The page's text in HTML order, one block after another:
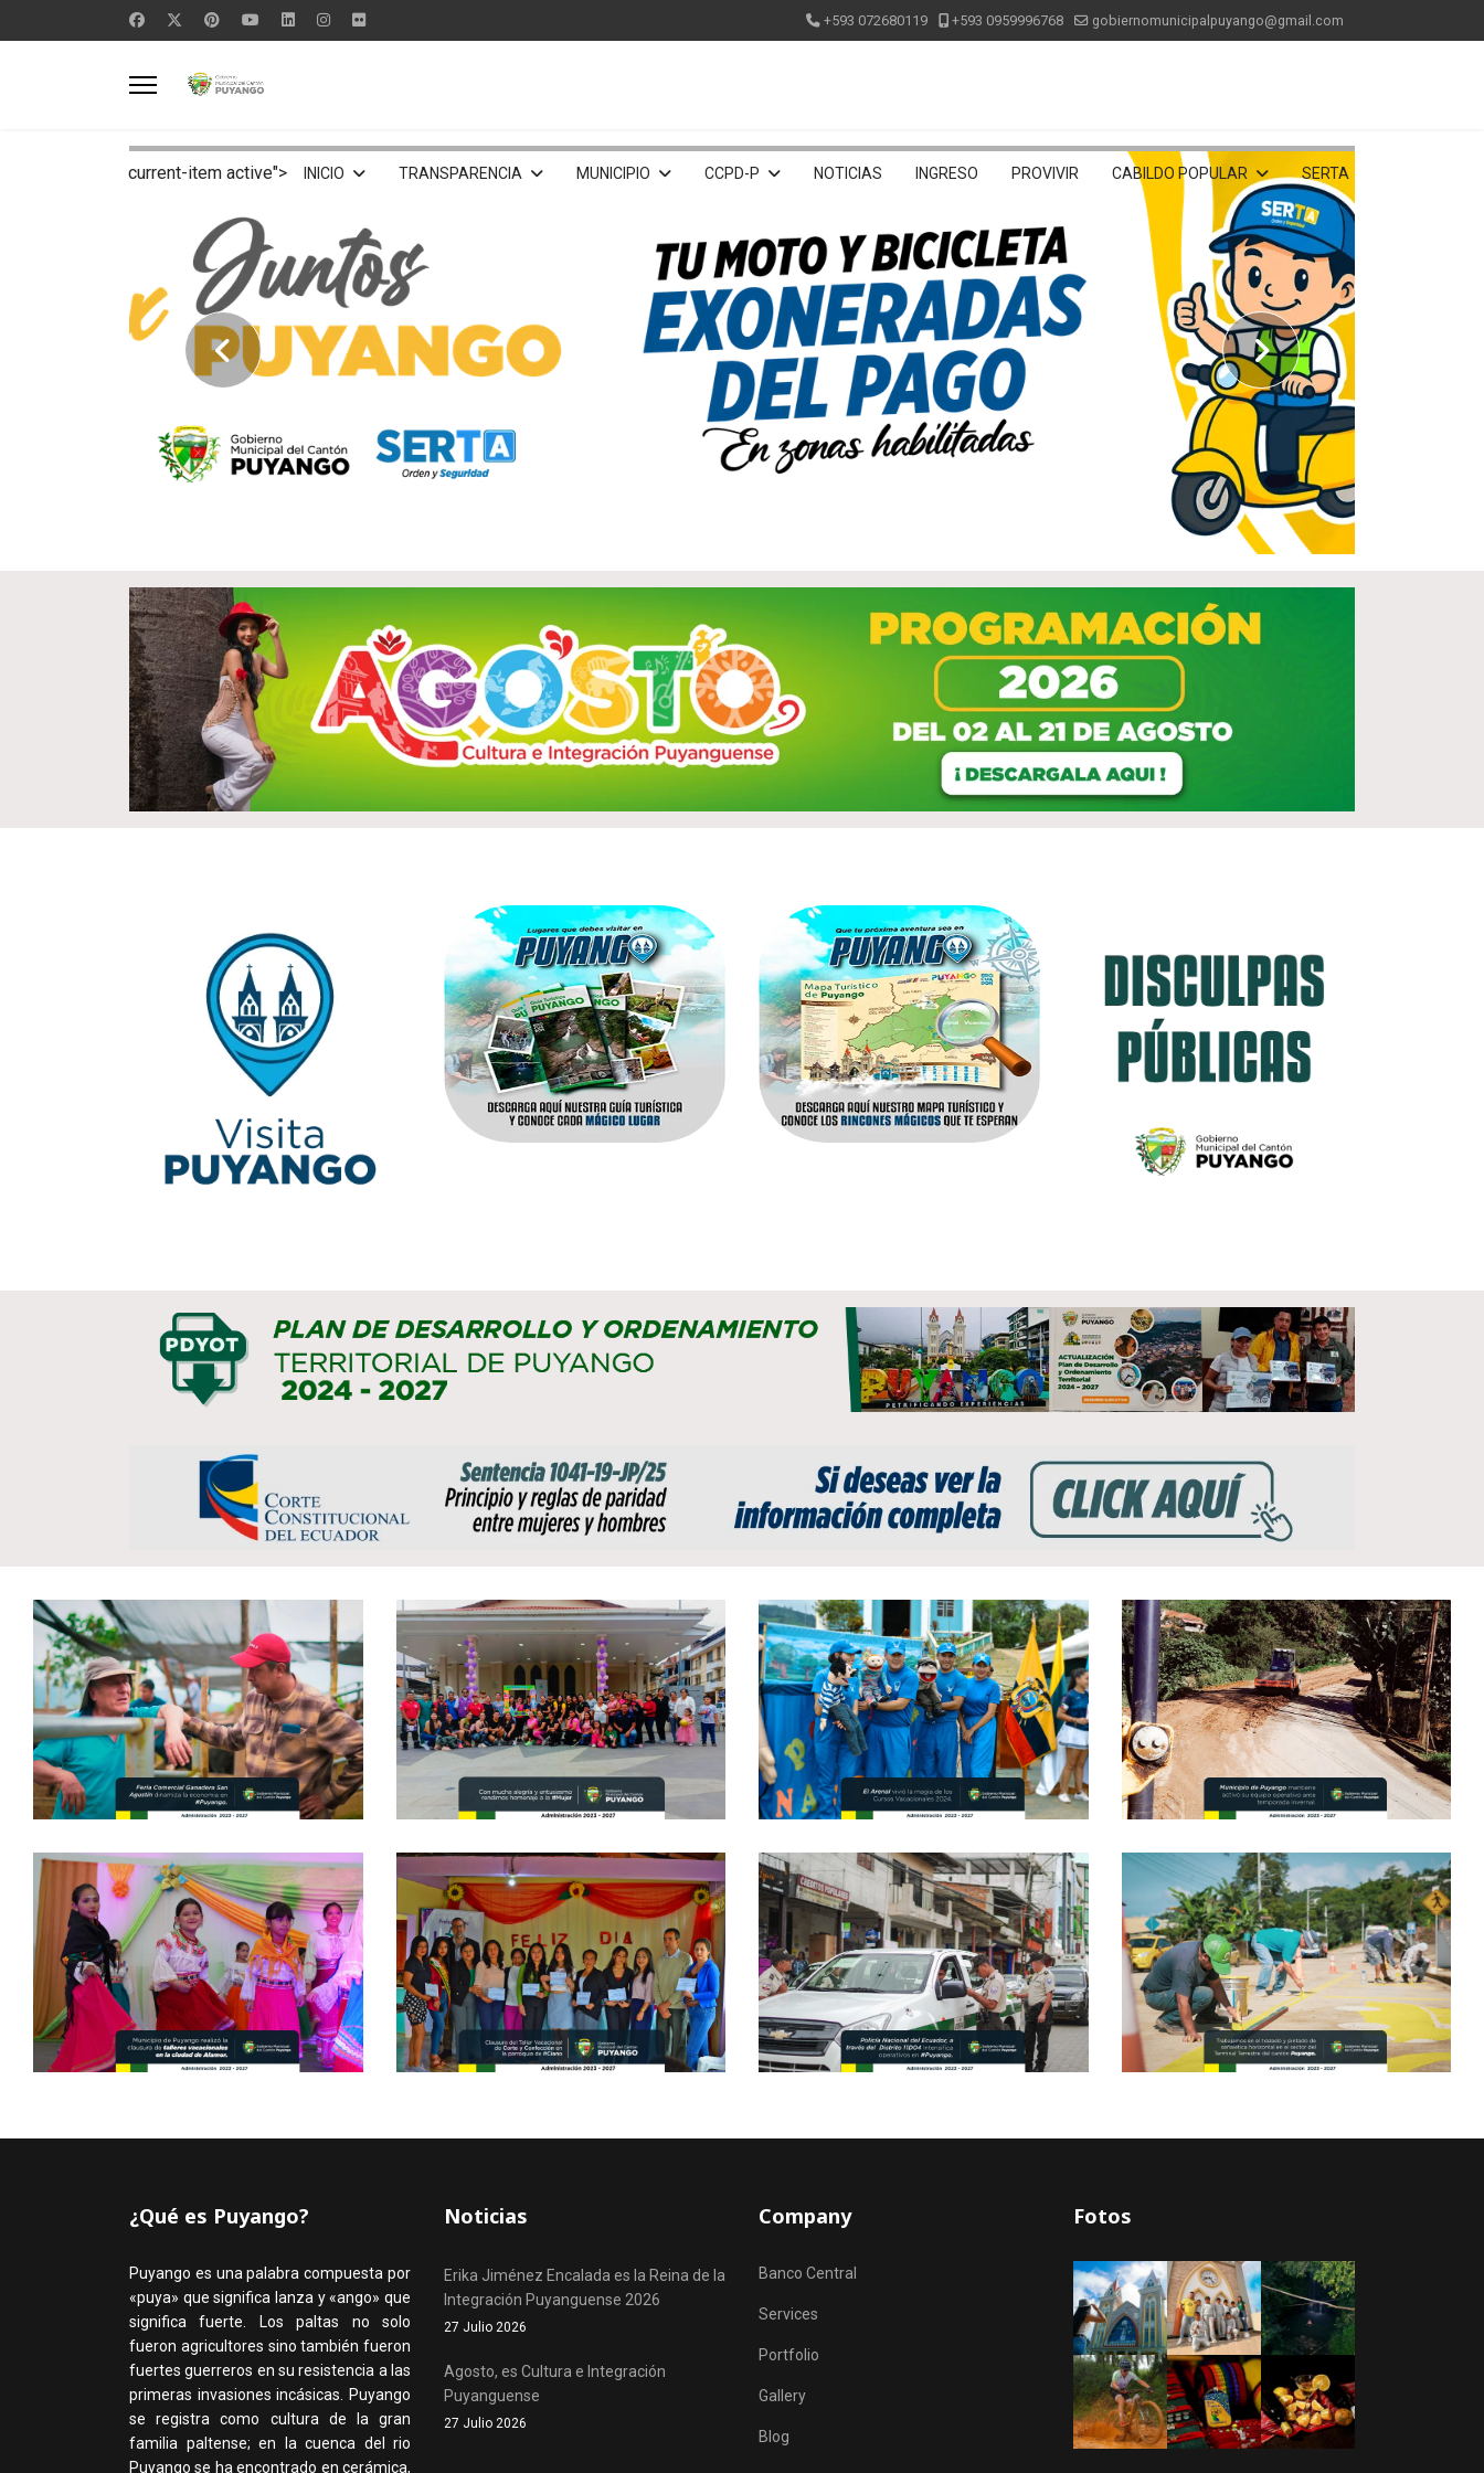
+593 072680119 +593 0959996768 gobiernomunicipalpuyango@gmail.com
current-item active"> INICIO TRANSPARENCIA MUNICIPIO CCPD-P NOTICIAS INGRESO PROVIVIR CABILDO POPULAR SERTA
¿Qué es Puyango?
Puyango es una palabra compuesta por
«puya» que significa lanza y «ango» que
significa fuerte. Los paltas no solo
fueron agricultores sino también fueron
fuertes guerreros en su resistencia a las
primeras invasiones incásicas. Puyango
se registra como cultura de la gran
familia paltense; en la cuenca del rio
Puyango se ha encontrado en cerámica,
Noticias
Erika Jiménez Encalada es la Reina de la
Integración Puyanguense 2026
27 Julio 2026
Agosto, es Cultura e Integración
Puyanguense
27 Julio 2026
Company
Banco Central
Services
Portfolio
Gallery
Blog
Fotos